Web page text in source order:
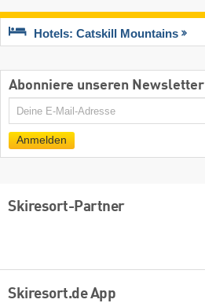
Hotels: Catskill Mountains
Abonniere unseren Newsletter
E-
Mail
Anmelden
Skiresort-Partner
Skiresort.de App